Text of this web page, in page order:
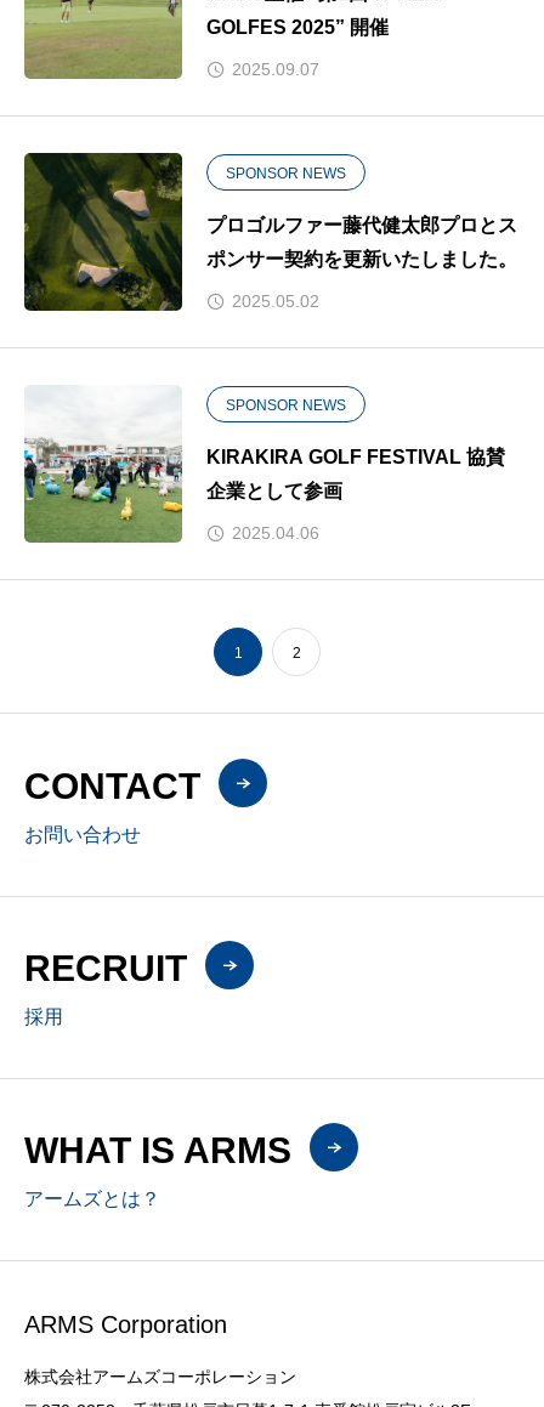
GOLFES 2025” 開催
2025.09.07
SPONSOR NEWS
プロゴルファー藤代健太郎プロとス
ポンサー契約を更新いたしました。
2025.05.02
SPONSOR NEWS
KIRAKIRA GOLF FESTIVAL 協賛
企業として参画
2025.04.06
1 2
CONTACT
お問い合わせ
RECRUIT
採用
WHAT IS ARMS
アームズとは？
ARMS Corporation
株式会社アームズコーポレーション